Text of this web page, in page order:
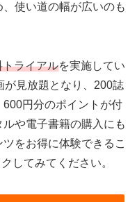
使い道の幅が広いのも
ライアルを実施してい
が見放題となり、200誌
円分のポイントが付
や電子書籍の購入にも
をお得に体験できるこ
してみてください。